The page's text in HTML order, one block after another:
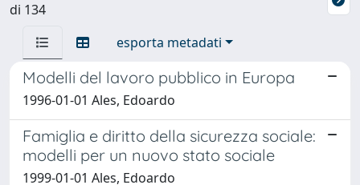
di 134
esporta metadati
Modelli del lavoro pubblico in Europa
1996-01-01 Ales, Edoardo
Famiglia e diritto della sicurezza sociale:
modelli per un nuovo stato sociale
1999-01-01 Ales, Edoardo